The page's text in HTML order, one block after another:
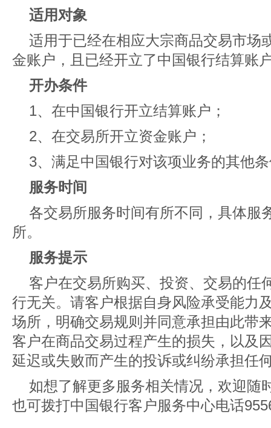
适用对象
适用于已经在相应大宗商品交易市场
金账户，且已经开立了中国银行结算账
开办条件
1、在中国银行开立结算账户；
2、在交易所开立资金账户；
3、满足中国银行对该项业务的其他
服务时间
各交易所服务时间有所不同，具体服
所。
服务提示
客户在交易所购买、投资、交易的任
行无关。请客户根据自身风险承受能力
场所，明确交易规则并同意承担由此带
客户在商品交易过程产生的损失，以及
延迟或失败而产生的投诉或纠纷承担任
如想了解更多服务相关情况，欢迎随
也可拨打中国银行客户服务中心电话